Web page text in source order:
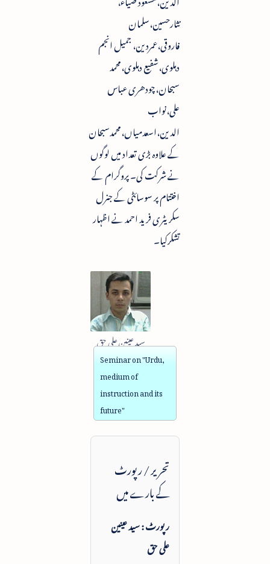
نثارحسین،سلمان
فاروقی،عمردین، جمیل انجم
دہلوی،شفیع دہلوی،محمد
سبحان،چودھری عباس
علی،نواب
الدین،اسعدمیاں،محمدسبحان
کے علاوہ بڑی تعداد میں لوگوں
نے شرکت کی۔ پروگرام کے
اختتام پر سوسائٹی کے جنرل
سکریٹری فرید احمد نے اظہار
تشکرکیا۔
سید عینین علی حق
Seminar on "Urdu,
medium of
instruction and its
future"
تحریر / رپورٹ
کے بارے میں
رپورٹ : سید عینین
علی حق